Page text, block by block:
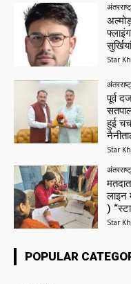
Star
पूर्व
हुई
Star
लाइन
)
Star
POPULAR